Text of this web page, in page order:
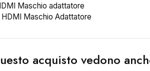
Maschio adattatore
Maschio Adattatore
acquisto vedono